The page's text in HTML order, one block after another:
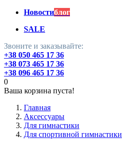
Новостиблог
SALE
Звоните и заказывайте:
+38 050 465 17 36
+38 073 465 17 36
+38 096 465 17 36
0
Ваша корзина пуста!
Главная
Аксессуары
Для гимнастики
Для спортивной гимнастики